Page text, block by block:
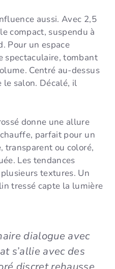
aussi. Avec 2,5
compact, suspendu à
Pour un espace
spectaculaire, tombant
Centré au-dessus
le salon. Décalé, il
donne une allure
parfait pour un
transparent ou coloré,
Les tendances
textures. Un
tressé capte la lumière
dialogue avec
s’allie avec des